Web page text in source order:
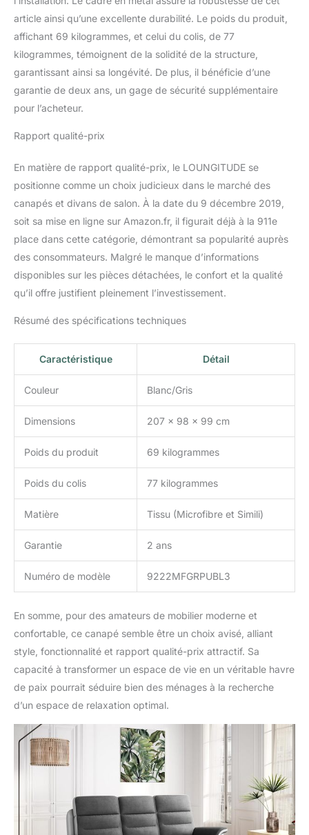
article ainsi qu’une excellente durabilité. Le poids du produit,
affichant 69 kilogrammes, et celui du colis, de 77
kilogrammes, témoignent de la solidité de la structure,
garantissant ainsi sa longévité. De plus, il bénéficie d’une
garantie de deux ans, un gage de sécurité supplémentaire
pour l’acheteur.
Rapport qualité-prix
En matière de rapport qualité-prix, le LOUNGITUDE se
positionne comme un choix judicieux dans le marché des
canapés et divans de salon. À la date du 9 décembre 2019,
soit sa mise en ligne sur Amazon.fr, il figurait déjà à la 911e
place dans cette catégorie, démontrant sa popularité auprès
des consommateurs. Malgré le manque d’informations
disponibles sur les pièces détachées, le confort et la qualité
qu’il offre justifient pleinement l’investissement.
Résumé des spécifications techniques
Caractéristique Détail
Couleur Blanc/Gris
Dimensions 207 x 98 x 99 cm
Poids du produit 69 kilogrammes
Poids du colis 77 kilogrammes
Matière Tissu (Microfibre et Simili)
Garantie 2 ans
Numéro de modèle 9222MFGRPUBL3
En somme, pour des amateurs de mobilier moderne et
confortable, ce canapé semble être un choix avisé, alliant
style, fonctionnalité et rapport qualité-prix attractif. Sa
capacité à transformer un espace de vie en un véritable havre
de paix pourrait séduire bien des ménages à la recherche
d’un espace de relaxation optimal.